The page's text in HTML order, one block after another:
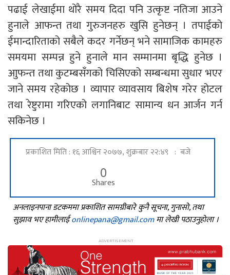
पढाई लेखाईमा थोरै समय दिदा पनि उत्कृष्ट नतिजा आउने
हुनाले आफन्त तथा गुरुजनहरु खुसि हुनेछन् । तपाईको
ईमान्दारिताको सबैले कदर गर्नेछन् भने सामाजिक कामहरु
समयमा सम्पन्न हुने हुनाले मान सम्मानमा बृद्धि हुनेछ ।
आुफन्त तथा कुटम्बसँगको चिसिएको सम्बन्धमा सुधार भएर
जाने समय रहेकोछ । व्यापार व्यावसाय बिशेष गरेर होटल
तथा रेष्टुरामा गरिएको लगानिबाट सामान्य धन आर्जन गर्न
सकिनेछ ।
प्रकाशित मिति : १६ आश्विन २०७७, शुक्रबार २२:४९ : बजे
0
Shares
अनलाइनपाना डटकममा प्रकाशित सामग्रीबारे कुनै सूचना, गुनासो, तथा
सुझाव भए हामीलाईonlinepana@gmail.comमा लेखी पठाउनुहोला ।